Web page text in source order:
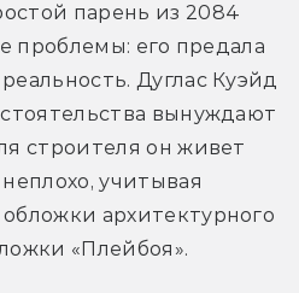
парень из 2084
проблемы: его предала
Дуглас Куэйд
вынуждают
строителя он живет
учитывая
архитектурного
«Плейбоя».